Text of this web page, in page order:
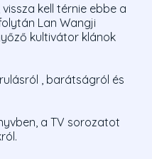
kell térnie ebbe a
Lan Wangji
kultivátor klánok
, barátságról és
a TV sorozatot